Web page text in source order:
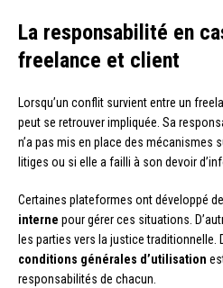
La responsabilité en
freelance et client
Lorsqu’un conflit survient entre un
peut se retrouver impliquée. Sa
n’a pas mis en place des mécanismes
litiges ou si elle a failli à son devoir
Certaines plateformes ont développé
interne pour gérer ces situations.
les parties vers la justice traditionnelle.
conditions générales d’utilisation
responsabilités de chacun.